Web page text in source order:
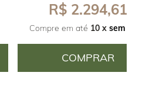
R$ 2.294,61
Compre em até 10 x sem juros
COMPRAR